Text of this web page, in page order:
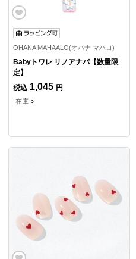
OHANA MAHAALO(オハナ マハロ)
Babyトワレ リノアナパ【数量限
定】
税込 1,045 円
在庫 ○